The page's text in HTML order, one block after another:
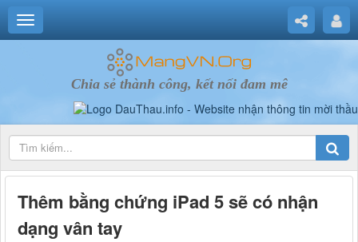
Chia sẻ thành công, kết nối đam mê
Thêm bằng chứng iPad 5 sẽ có nhận
dạng vân tay